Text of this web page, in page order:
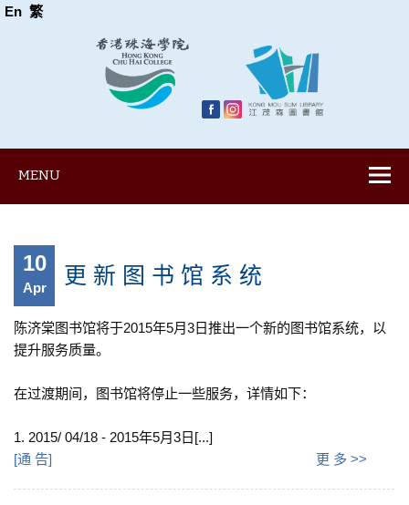
En 繁
MENU
10
Apr 更 新 图 书 馆 系 统
陈济棠图书馆将于2015年5月3日推出一个新的图书馆系统，以
提升服务质量。
在过渡期间，图书馆将停止一些服务，详情如下：
1. 2015/ 04/18 - 2015年5月3日[...]
[通 告] 更 多 >>